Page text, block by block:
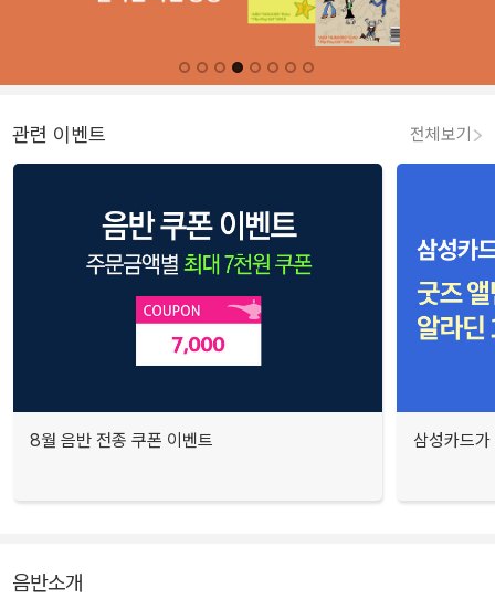
관련 이벤트 전체보기
8월 음반 전종 쿠폰 이벤트 삼성카드
음반소개